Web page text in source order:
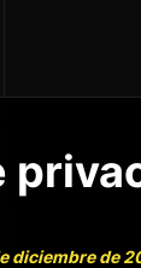
diciembre de